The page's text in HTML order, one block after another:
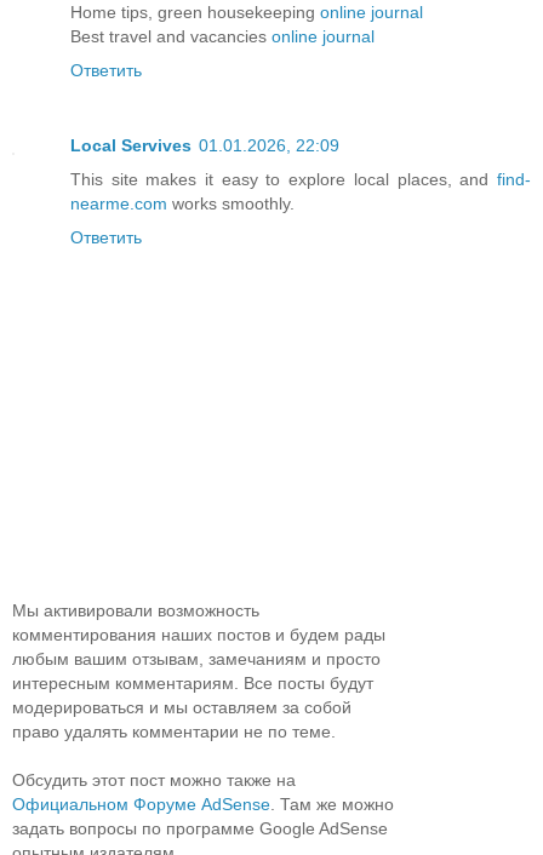
Home tips, green housekeeping online journal
Best travel and vacancies online journal
Ответить
Local Servives 01.01.2026, 22:09
This site makes it easy to explore local places, and find-
nearme.com works smoothly.
Ответить
Мы активировали возможность
комментирования наших постов и будем рады
любым вашим отзывам, замечаниям и просто
интересным комментариям. Все посты будут
модерироваться и мы оставляем за собой
право удалять комментарии не по теме.
Обсудить этот пост можно также на
Официальном Форуме AdSense . Там же можно
задать вопросы по программе Google AdSense